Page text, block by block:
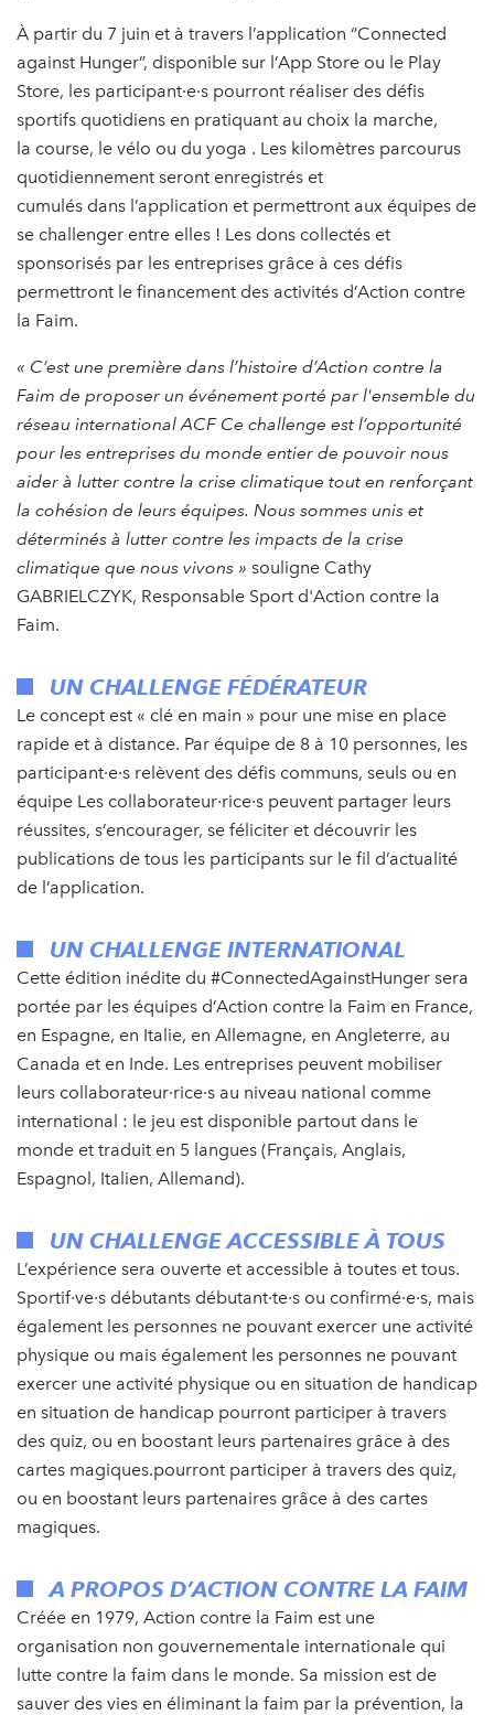
À partir du 7 juin et à travers l’application “Connected
against Hunger”, disponible sur l’App Store ou le Play
Store, les participant·e·s pourront réaliser des défis
sportifs quotidiens en pratiquant au choix la marche,
la course, le vélo ou du yoga . Les kilomètres parcourus
quotidiennement seront enregistrés et
cumulés dans l’application et permettront aux équipes de
se challenger entre elles ! Les dons collectés et
sponsorisés par les entreprises grâce à ces défis
permettront le financement des activités d’Action contre
la Faim.
« C’est une première dans l’histoire d’Action contre la
Faim de proposer un événement porté par l'ensemble du
réseau international ACF Ce challenge est l’opportunité
pour les entreprises du monde entier de pouvoir nous
aider à lutter contre la crise climatique tout en renforçant
la cohésion de leurs équipes. Nous sommes unis et
déterminés à lutter contre les impacts de la crise
climatique que nous vivons » souligne Cathy
GABRIELCZYK, Responsable Sport d'Action contre la
Faim.
UN CHALLENGE FÉDÉRATEUR
Le concept est « clé en main » pour une mise en place
rapide et à distance. Par équipe de 8 à 10 personnes, les
participant·e·s relèvent des défis communs, seuls ou en
équipe Les collaborateur·rice·s peuvent partager leurs
réussites, s’encourager, se féliciter et découvrir les
publications de tous les participants sur le fil d’actualité
de l’application.
UN CHALLENGE INTERNATIONAL
Cette édition inédite du #ConnectedAgainstHunger sera
portée par les équipes d’Action contre la Faim en France,
en Espagne, en Italie, en Allemagne, en Angleterre, au
Canada et en Inde. Les entreprises peuvent mobiliser
leurs collaborateur·rice·s au niveau national comme
international : le jeu est disponible partout dans le
monde et traduit en 5 langues (Français, Anglais,
Espagnol, Italien, Allemand).
UN CHALLENGE ACCESSIBLE À TOUS
L’expérience sera ouverte et accessible à toutes et tous.
Sportif·ve·s débutants débutant·te·s ou confirmé·e·s, mais
également les personnes ne pouvant exercer une activité
physique ou mais également les personnes ne pouvant
exercer une activité physique ou en situation de handicap
en situation de handicap pourront participer à travers
des quiz, ou en boostant leurs partenaires grâce à des
cartes magiques.pourront participer à travers des quiz,
ou en boostant leurs partenaires grâce à des cartes
magiques.
A PROPOS D’ACTION CONTRE LA FAIM
Créée en 1979, Action contre la Faim est une
organisation non gouvernementale internationale qui
lutte contre la faim dans le monde. Sa mission est de
sauver des vies en éliminant la faim par la prévention, la